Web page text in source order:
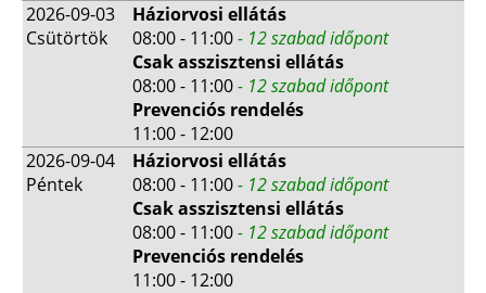
2026-09-03
Csütörtök
Háziorvosi ellátás
08:00 - 11:00- 12 szabad időpont
Csak asszisztensi ellátás
08:00 - 11:00- 12 szabad időpont
Prevenciós rendelés
11:00 - 12:00
2026-09-04
Péntek
Háziorvosi ellátás
08:00 - 11:00- 12 szabad időpont
Csak asszisztensi ellátás
08:00 - 11:00- 12 szabad időpont
Prevenciós rendelés
11:00 - 12:00